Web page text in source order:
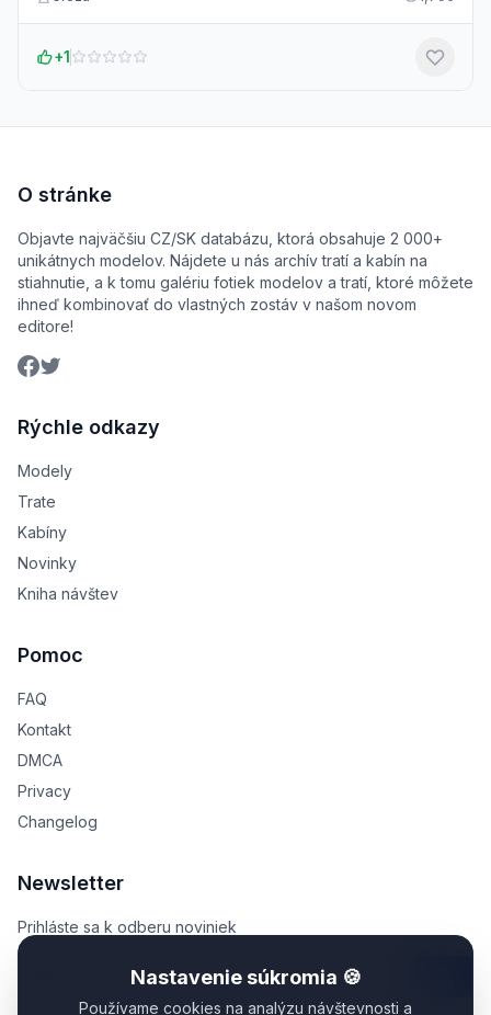
+1
O stránke
Objavte najväčšiu CZ/SK databázu, ktorá obsahuje 2 000+
unikátnych modelov. Nájdete u nás archív tratí a kabín na
stiahnutie, a k tomu galériu fotiek modelov a tratí, ktoré môžete
ihneď kombinovať do vlastných zostáv v našom novom
editore!
Rýchle odkazy
Modely
Trate
Kabíny
Novinky
Kniha návštev
Pomoc
FAQ
Kontakt
DMCA
Privacy
Changelog
Newsletter
Prihláste sa k odberu noviniek
Nastavenie súkromia 🍪
Používame cookies na analýzu návštevnosti a